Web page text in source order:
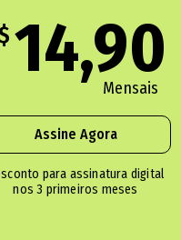
nas garrafas.
poderá
14,90
Mensais
Assine Agora
para assinatura digital
nos 3 primeiros meses